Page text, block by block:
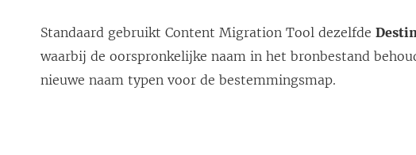
Standaard gebruiktContent Migration Tool dezelfde
waarbij de oorspronkelijke naam in het bronbestand
nieuwe naam typen voor de bestemmingsmap.